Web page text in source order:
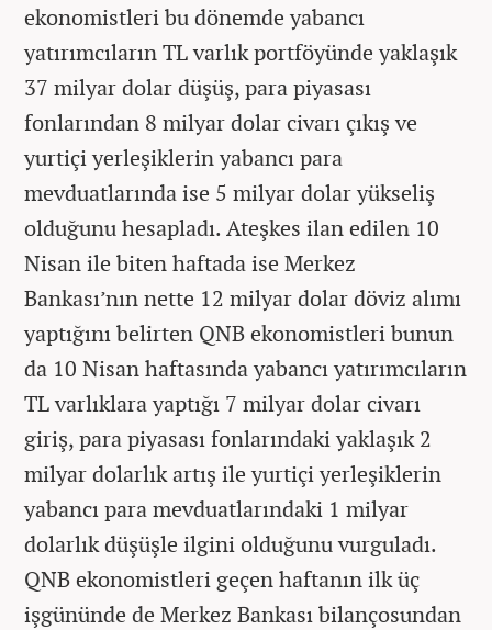
ekonomistleri bu dönemde yabancı
yatırımcıların TL varlık portföyünde yaklaşık
37 milyar dolar düşüş, para piyasası
fonlarından 8 milyar dolar civarı çıkış ve
yurtiçi yerleşiklerin yabancı para
mevduatlarında ise 5 milyar dolar yükseliş
olduğunu hesapladı. Ateşkes ilan edilen 10
Nisan ile biten haftada ise Merkez
Bankası’nın nette 12 milyar dolar döviz alımı
yaptığını belirten QNB ekonomistleri bunun
da 10 Nisan haftasında yabancı yatırımcıların
TL varlıklara yaptığı 7 milyar dolar civarı
giriş, para piyasası fonlarındaki yaklaşık 2
milyar dolarlık artış ile yurtiçi yerleşiklerin
yabancı para mevduatlarındaki 1 milyar
dolarlık düşüşle ilgini olduğunu vurguladı.
QNB ekonomistleri geçen haftanın ilk üç
işgününde de Merkez Bankası bilançosundan